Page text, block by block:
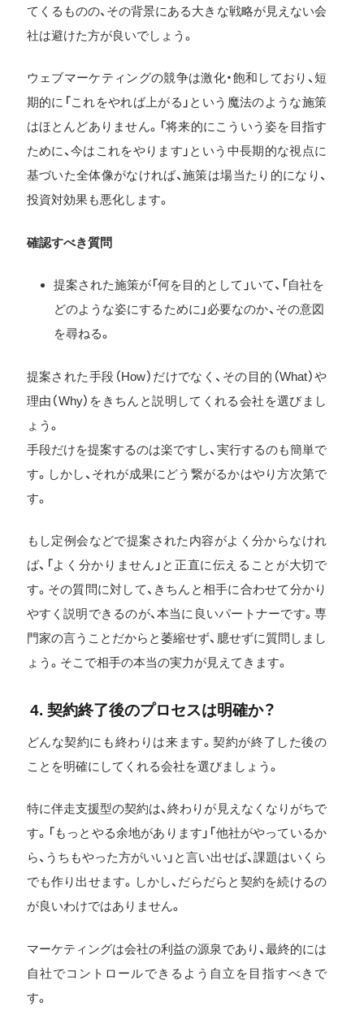
てくるものの、その背景にある大きな戦略が見えない会
社は避けた方が良いでしょう。
ウェブマーケティングの競争は激化・飽和しており、短
期的に「これをやれば上がる」という魔法のような施策
はほとんどありません。「将来的にこういう姿を目指す
ために、今はこれをやります」という中長期的な視点に
基づいた全体像がなければ、施策は場当たり的になり、
投資対効果も悪化します。
確認すべき質問
提案された施策が「何を目的として」いて、「自社を
どのような姿にするために」必要なのか、その意図
を尋ねる。
提案された手段（How）だけでなく、その目的（What）や
理由（Why）をきちんと説明してくれる会社を選びまし
ょう。
手段だけを提案するのは楽ですし、実行するのも簡単で
す。しかし、それが成果にどう繋がるかはやり方次第で
す。
もし定例会などで提案された内容がよく分からなけれ
ば、「よく分かりません」と正直に伝えることが大切で
す。その質問に対して、きちんと相手に合わせて分かり
やすく説明できるのが、本当に良いパートナーです。専
門家の言うことだからと萎縮せず、臆せずに質問しまし
ょう。そこで相手の本当の実力が見えてきます。
4. 契約終了後のプロセスは明確か？
どんな契約にも終わりは来ます。契約が終了した後の
ことを明確にしてくれる会社を選びましょう。
特に伴走支援型の契約は、終わりが見えなくなりがちで
す。「もっとやる余地があります」「他社がやっているか
ら、うちもやった方がいい」と言い出せば、課題はいくら
でも作り出せます。しかし、だらだらと契約を続けるの
が良いわけではありません。
マーケティングは会社の利益の源泉であり、最終的には
自社でコントロールできるよう自立を目指すべきで
す。